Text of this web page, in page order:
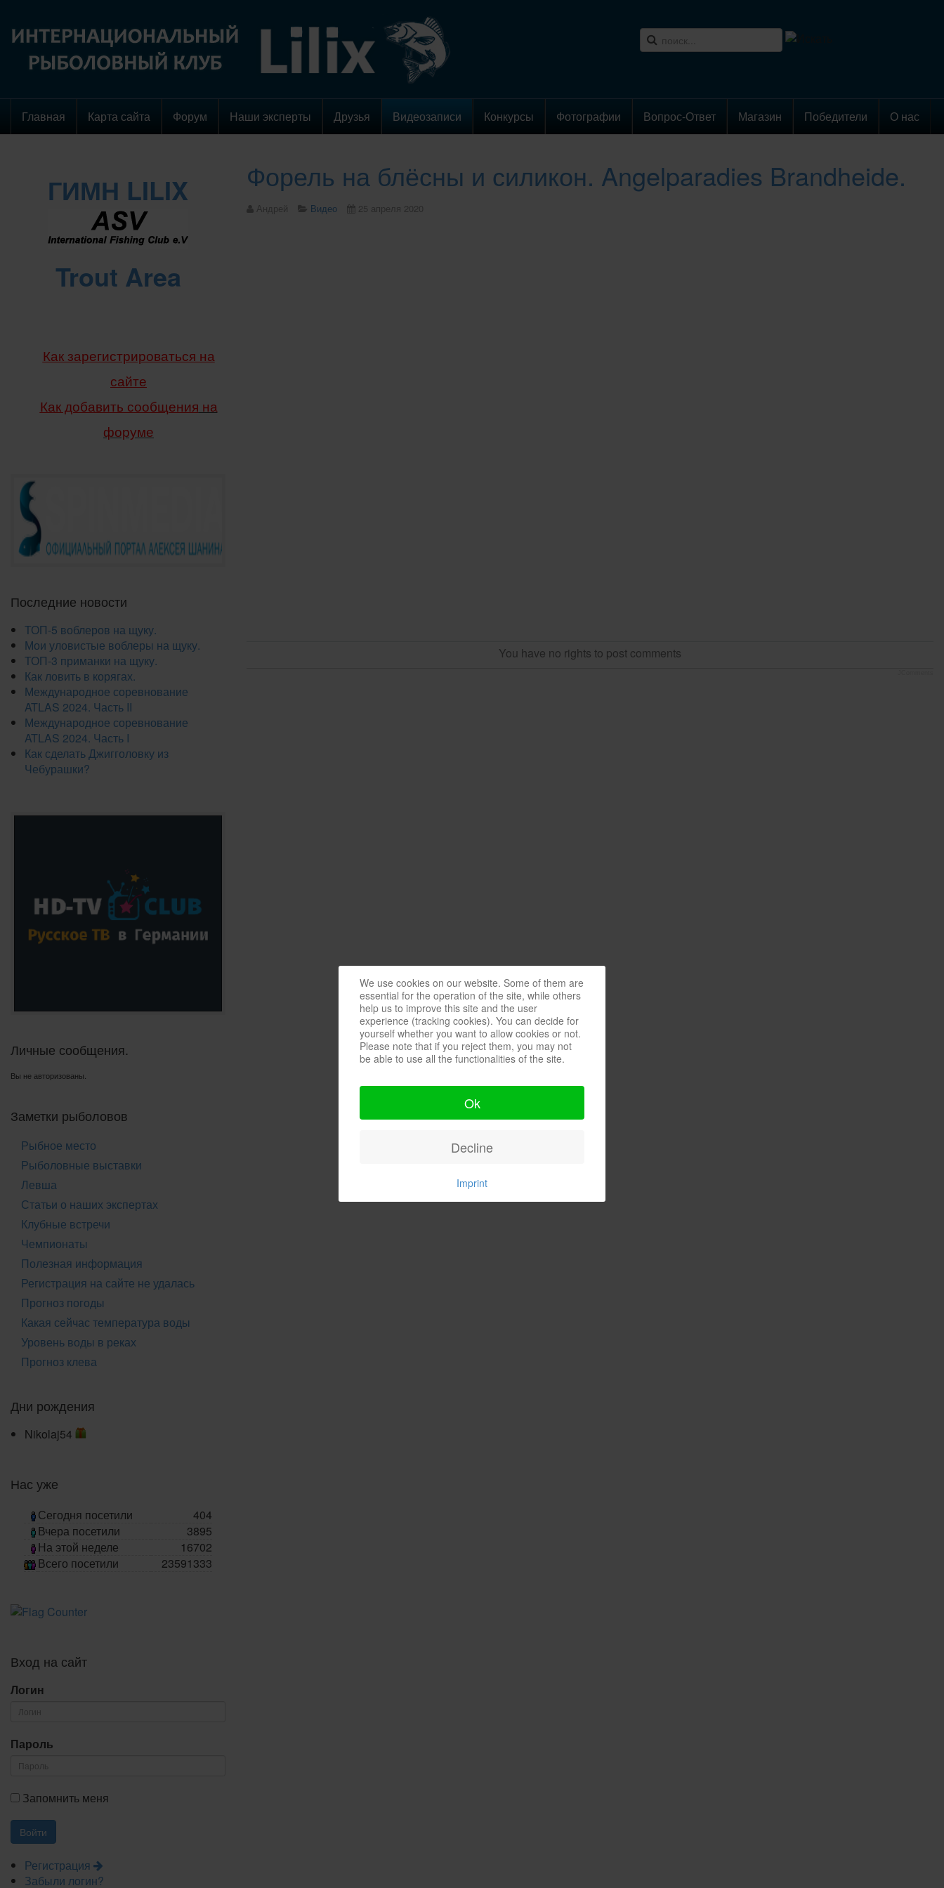
Главная Карта сайта Форум Наши эксперты Друзья Видеозаписи Конкурсы Фотографии Вопрос-Ответ Магазин Победители О нас
Форель на блёсны и силикон. Angelparadies Brandheide.
Андрей Видео 25 апреля 2020
You have no rights to post comments
ГИМН LILIX
Trout Area
Как зарегистрироваться на
сайте
Как добавить сообщения на
форуме
Последние новости
ТОП-5 воблеров на щуку.
Мои уловистые воблеры на щуку.
ТОП-3 приманки на щуку.
Как ловить в корягах.
Международное соревнование
ATLAS 2024. Часть II
Международное соревнование
ATLAS 2024. Часть I
Как сделать Джигголовку из
Чебурашки?
Личные сообщения.
Вы не авторизованы.
Заметки рыболовов
Рыбное место
Рыболовные выставки
Левша
Статьи о наших экспертах
Клубные встречи
Чемпионаты
Полезная информация
Регистрация на сайте не удалась
Прогноз погоды
Какая сейчас температура воды
Уровень воды в реках
Прогноз клева
Дни рождения
Nikolaj54
Нас уже
Сегодня посетили
404
Вчера посетили
3895
На этой неделе
16702
Всего посетили
23591333
Вход на сайт
Логин
Пароль
Запомнить меня
Регистрация
Забыли логин?
We use cookies on our website. Some of them are
essential for the operation of the site, while others
help us to improve this site and the user
experience (tracking cookies). You can decide for
yourself whether you want to allow cookies or not.
Please note that if you reject them, you may not
be able to use all the functionalities of the site.
Ok
Decline
Imprint